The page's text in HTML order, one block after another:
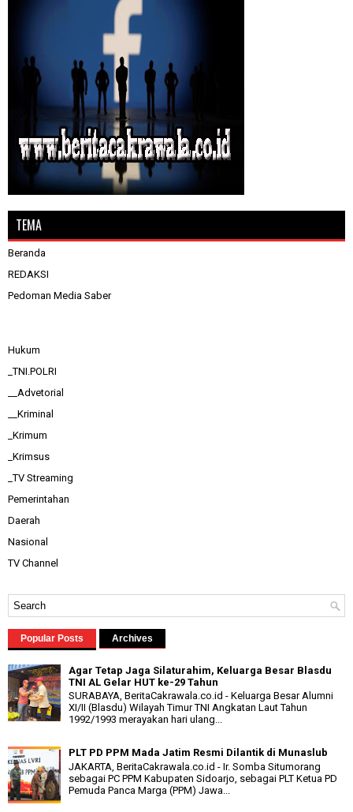
TEMA
Beranda
REDAKSI
Pedoman Media Saber
Hukum
_TNI.POLRI
__Advetorial
__Kriminal
_Krimum
_Krimsus
_TV Streaming
Pemerintahan
Daerah
Nasional
TV Channel
Popular Posts Archives
Agar Tetap Jaga Silaturahim, Keluarga Besar Blasdu
TNI AL Gelar HUT ke-29 Tahun
SURABAYA, BeritaCakrawala.co.id - Keluarga Besar Alumni
XI/II (Blasdu) Wilayah Timur TNI Angkatan Laut Tahun
1992/1993 merayakan hari ulang...
PLT PD PPM Mada Jatim Resmi Dilantik di Munaslub
JAKARTA, BeritaCakrawala.co.id - Ir. Somba Situmorang
sebagai PC PPM Kabupaten Sidoarjo, sebagai PLT Ketua PD
Pemuda Panca Marga (PPM) Jawa...